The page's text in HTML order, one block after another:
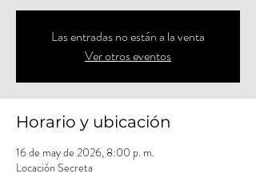
Las entradas no están a la venta
Ver otros eventos
Horario y ubicación
16 de may de 2026, 8:00 p. m.
Locación Secreta